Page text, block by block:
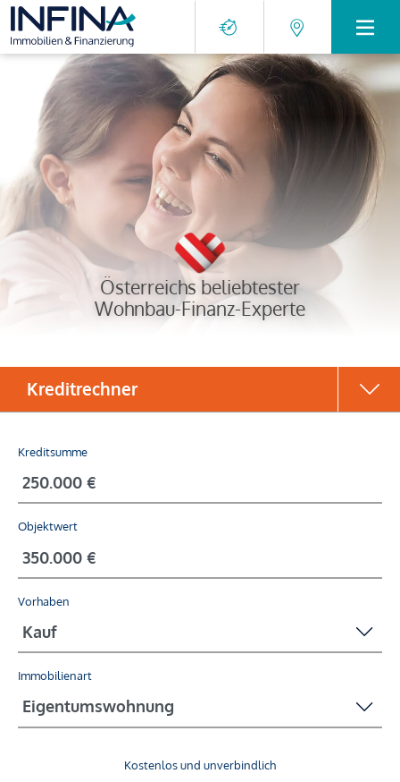
Österreichs beliebtester
Wohnbau-Finanz-Experte
Kreditsumme
Objektwert
Vorhaben
Immobilienart
Kostenlos und unverbindlich
Kreditrechner